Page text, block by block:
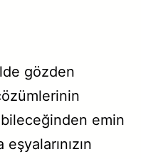
gözden
emin